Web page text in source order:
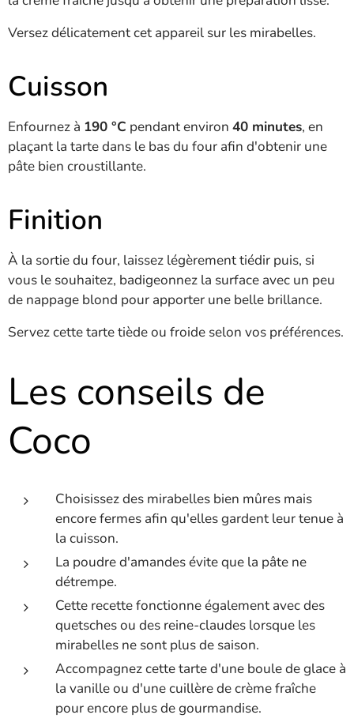
Versez délicatement cet appareil sur les mirabelles.
Cuisson
Enfournez à 190 °C pendant environ 40 minutes, en
plaçant la tarte dans le bas du four afin d'obtenir une
pâte bien croustillante.
Finition
À la sortie du four, laissez légèrement tiédir puis, si
vous le souhaitez, badigeonnez la surface avec un peu
de nappage blond pour apporter une belle brillance.
Servez cette tarte tiède ou froide selon vos préférences.
Les conseils de
Coco
Choisissez des mirabelles bien mûres mais
encore fermes afin qu'elles gardent leur tenue à
la cuisson.
La poudre d'amandes évite que la pâte ne
détrempe.
Cette recette fonctionne également avec des
quetsches ou des reine-claudes lorsque les
mirabelles ne sont plus de saison.
Accompagnez cette tarte d'une boule de glace à
la vanille ou d'une cuillère de crème fraîche
pour encore plus de gourmandise.